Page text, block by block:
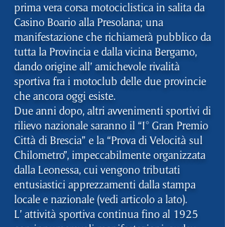
prima vera corsa motociclistica in salita da
Casino Boario alla Presolana; una
manifestazione che richiamerà pubblico da
tutta la Provincia e dalla vicina Bergamo,
dando origine all’ amichevole rivalità
sportiva fra i motoclub delle due provincie
che ancora oggi esiste.
Due anni dopo, altri avvenimenti sportivi di
rilievo nazionale saranno il “I° Gran Premio
Città di Brescia” e la “Prova di Velocità sul
Chilometro”, impeccabilmente organizzata
dalla Leonessa, cui vengono tributati
entusiastici apprezzamenti dalla stampa
locale e nazionale (vedi articolo a lato).
L’ attività sportiva continua fino al 1925